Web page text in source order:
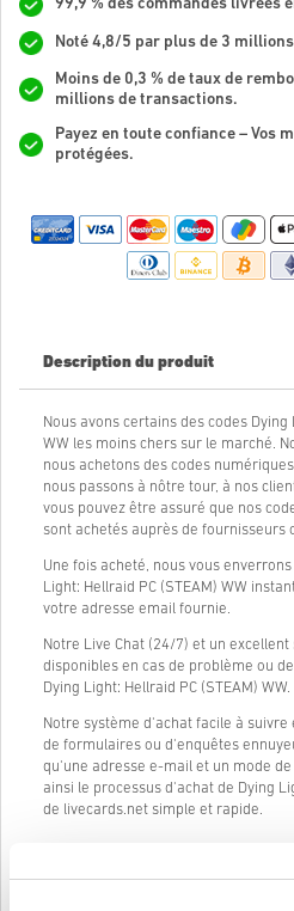
99,9 % des commandes livrées
Noté 4,8/5 par plus de 3
Moins de 0,3 % de taux de
millions de transactions.
Payez en toute confiance – Vos
protégées.
Description du produit
Nous avons certains des codes Dying
WW les moins chers sur le marché.
nous achetons des codes
nous passons à nôtre tour, à nos
vous pouvez être assuré que nos
sont achetés auprès de fournisseurs
Une fois acheté, nous vous
Light: Hellraid PC (STEAM) WW
votre adresse email fournie.
Notre Live Chat (24/7) et un
disponibles en cas de problème ou
Dying Light: Hellraid PC (STEAM) WW.
Notre système d'achat facile à
de formulaires ou d'enquêtes
qu'une adresse e-mail et un mode
ainsi le processus d'achat de Dying
de livecards.net simple et rapide.